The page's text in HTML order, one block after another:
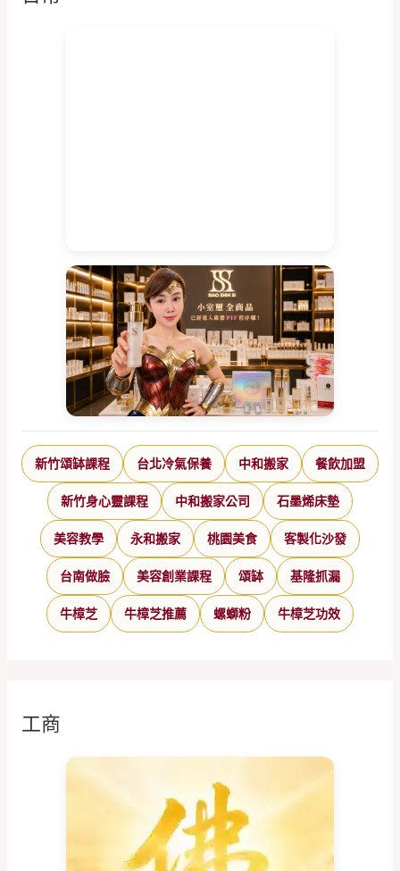
新竹頌缽課程 台北冷氣保養 中和搬家 餐飲加盟
新竹身心靈課程 中和搬家公司 石墨烯床墊
美容教學 永和搬家 桃園美食 客製化沙發
台南做臉 美容創業課程 頌缽 基隆抓漏
牛樟芝 牛樟芝推薦 螺螄粉 牛樟芝功效
工商